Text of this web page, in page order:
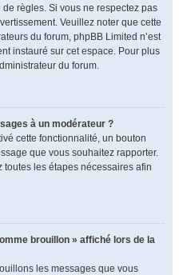
règles. Si vous ne respectez pas
Veuillez noter que cette
du forum, phpBB Limited n’est
instauré sur cet espace. Pour plus
du forum.
à un modérateur ?
cette fonctionnalité, un bouton
que vous souhaitez rapporter.
toutes les étapes nécessaires afin
brouillon » affiché lors de la
les messages que vous